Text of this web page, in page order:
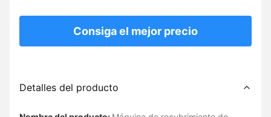
Consiga el mejor precio
Detalles del producto